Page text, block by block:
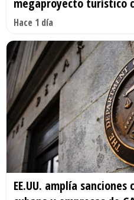
Hace 1 día
EE.UU. amplía